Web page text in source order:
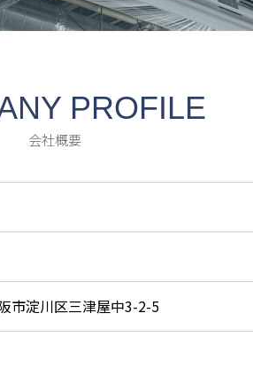
PROFILE
会社概要
淀川区三津屋中3-2-5